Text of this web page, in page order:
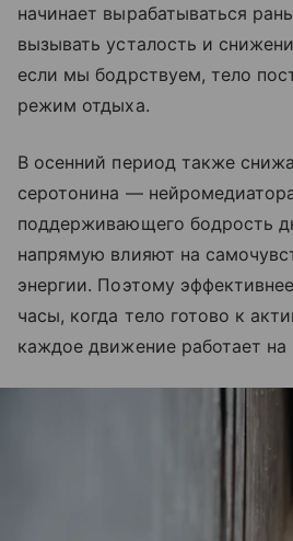
начинает вырабатываться
вызывать усталость и
если мы бодрствуем, тело
режим отдыха.
В осенний период также
серотонина —
поддерживающего бодрость
напрямую влияют на
энергии. Поэтому
часы, когда тело готово к
каждое движение работает на